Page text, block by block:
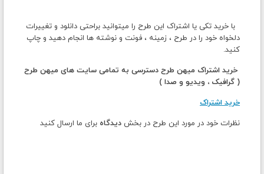
با خرید تکی یا اشتراک این طرح را میتوانید براحتی دانلود و تغییرات
دلخواه خود را در طرح ، زمینه ، فونت و نوشته ها انجام دهید و چاپ
کنید.
خرید اشتراک میهن طرح دسترسی به تمامی سایت های میهن طرح
( گرافیک ، ویدیو و صدا )
خرید اشتراک
نظرات خود در مورد این طرح در بخش دیدگاه برای ما ارسال کنید